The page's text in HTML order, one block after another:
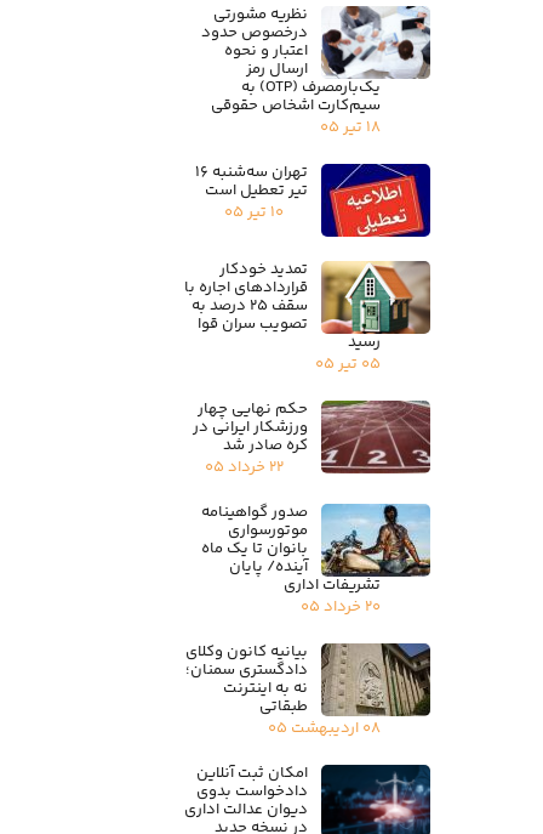
نظریه مشورتی
درخصوص حدود
اعتبار و نحوه
ارسال رمز
یک‌بارمصرف (OTP) به
سیم‌کارت اشخاص حقوقی
۱۸ تیر ۰۵
تهران سه‌شنبه ۱۶
تیر تعطیل است
۱۰ تیر ۰۵
تمدید خودکار
قراردادهای اجاره با
سقف ۲۵ درصد به
تصویب سران قوا
رسید
۰۵ تیر ۰۵
حکم نهایی چهار
ورزشکار ایرانی در
کره صادر شد
۲۲ خرداد ۰۵
صدور گواهینامه
موتورسواری
بانوان تا یک ماه
آینده/ پایان
تشریفات اداری
۲۰ خرداد ۰۵
بیانیه کانون وکلای
دادگستری سمنان؛
نه به اینترنت
طبقاتی
۰۸ اردیبهشت ۰۵
امکان ثبت آنلاین
دادخواست بدوی
دیوان عدالت اداری
در نسخه جدید